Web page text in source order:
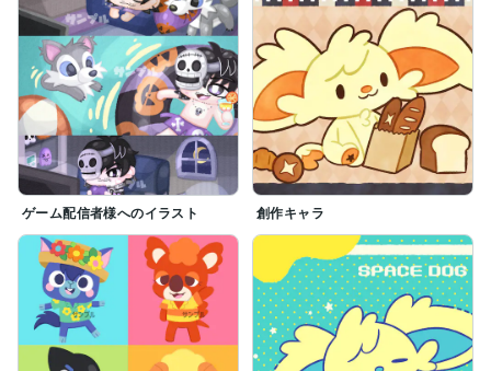
ゲーム配信者様へのイラスト 創作キャラ